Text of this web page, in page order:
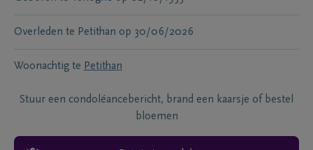
Overleden te Petithan op 30/06/2026
Woonachtig te Petithan
Stuur een condoléancebericht, brand een kaarsje of bestel
bloemen